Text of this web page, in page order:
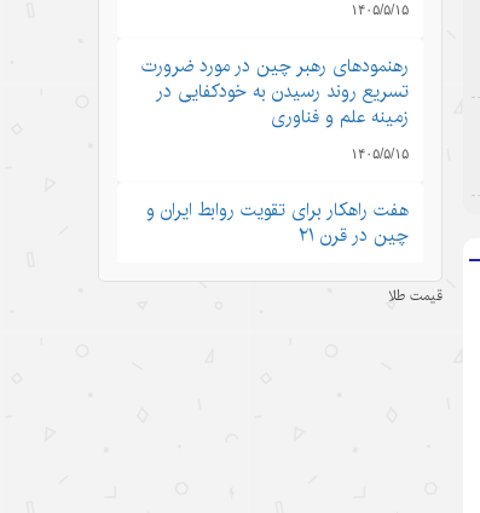
۱۴۰۵/۵/۱۵
رهنمودهای رهبر چین در مورد ضرورت
تسریع روند رسیدن به خودکفایی در
زمینه علم و فناوری
۱۴۰۵/۵/۱۵
هفت راهکار برای تقویت روابط ایران و
چین در قرن ۲۱
قیمت طلا